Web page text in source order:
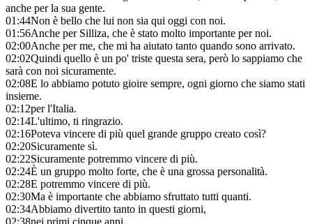
anche per la sua gente.
01:44Non è bello che lui non sia qui oggi con noi.
01:56Anche per Silliza, che è stato molto importante per noi.
02:00Anche per me, che mi ha aiutato tanto quando sono arrivato.
02:02Quindi quello è un po' triste questa sera, però lo sappiamo che
sarà con noi sicuramente.
02:08E lo abbiamo potuto gioire sempre, ogni giorno che siamo stati
insieme.
02:12per l'Italia.
02:14L'ultimo, ti ringrazio.
02:16Poteva vincere di più quel grande gruppo creato così?
02:20Sicuramente sì.
02:22Sicuramente potremmo vincere di più.
02:24È un gruppo molto forte, che è una grossa personalità.
02:28E potremmo vincere di più.
02:30Ma è importante che abbiamo sfruttato tutti quanti.
02:34Abbiamo divertito tanto in questi giorni,